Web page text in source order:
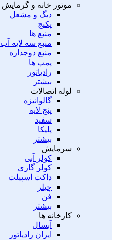
موتور خانه و گرمایش
دیگ و مشعل
پکیج
منبع ها
منبع سه لایه آب
منبع دوجداره
پمپ ها
رادیاتور
بیشتر
لوله اتصالات
گالوانیزه
پنج لایه
سفید
پلیکا
بیشتر
سرمایش
کولر آبی
کولر گازی
داکت اسپیلت
چیلر
فن
بیشتر
کارخانه ها
آبسال
ایران رادیاتور